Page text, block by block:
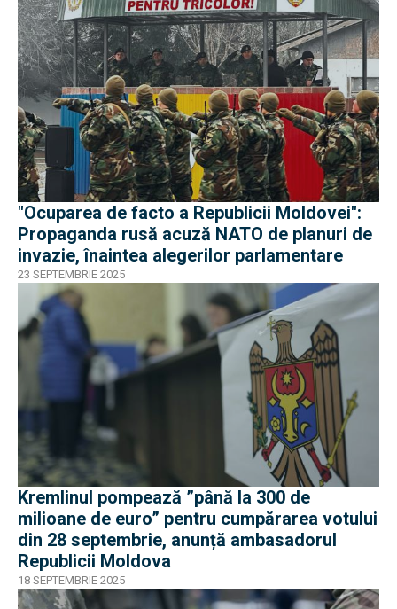
"Ocuparea de facto a Republicii Moldovei":
Propaganda rusă acuză NATO de planuri de
invazie, înaintea alegerilor parlamentare
23 SEPTEMBRIE 2025
Kremlinul pompează ”până la 300 de
milioane de euro” pentru cumpărarea votului
din 28 septembrie, anunță ambasadorul
Republicii Moldova
18 SEPTEMBRIE 2025